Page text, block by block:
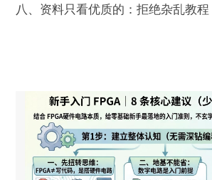
八、资料只看优质的：拒绝杂乱教程